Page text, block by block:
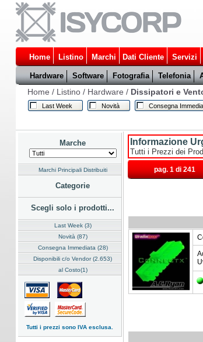
Home Listino Marchi Dati Cliente Servizi
Hardware
Software Fotografia Telefonia
Home / Listino/ Hardware / Dissipatori e
Last Week Novità Consegna
Marche
Marchi Principali Distribuiti
Categorie
Scegli solo i prodotti...
Last Week (3)
Novità (87)
Consegna Immediata (28)
Disponibili c/o Vendor (2.653)
al Costo(1)
Tutti i prezzi sono IVA esclusa.
Informazione
Tutti i Prezzi dei
pag. 1 di 241